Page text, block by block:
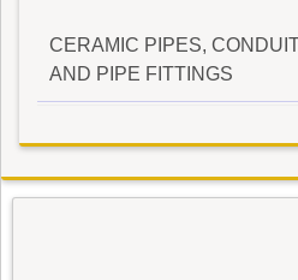
CERAMIC PIPES,
AND PIPE FITTINGS